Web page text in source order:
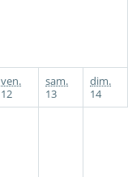
ven.
12
sam.
13
dim.
14